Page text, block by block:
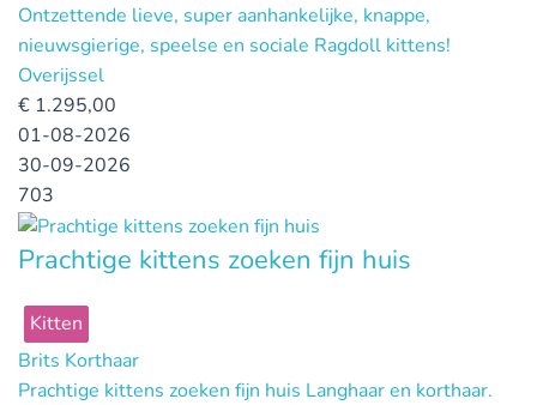
Ontzettende lieve, super aanhankelijke, knappe,
nieuwsgierige, speelse en sociale Ragdoll kittens!
Overijssel
€ 1.295,00
01-08-2026
30-09-2026
703
Prachtige kittens zoeken fijn huis
Kitten
Brits Korthaar
Prachtige kittens zoeken fijn huis Langhaar en korthaar.